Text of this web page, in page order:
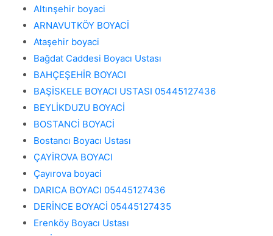
Altınşehir boyaci
ARNAVUTKÖY BOYACİ
Ataşehir boyaci
Bağdat Caddesi Boyacı Ustası
BAHÇEŞEHİR BOYACI
BAŞİSKELE BOYACI USTASI 05445127436
BEYLİKDUZU BOYACİ
BOSTANCİ BOYACİ
Bostancı Boyacı Ustası
ÇAYİROVA BOYACI
Çayırova boyaci
DARICA BOYACI 05445127436
DERİNCE BOYACİ 05445127435
Erenköy Boyacı Ustası